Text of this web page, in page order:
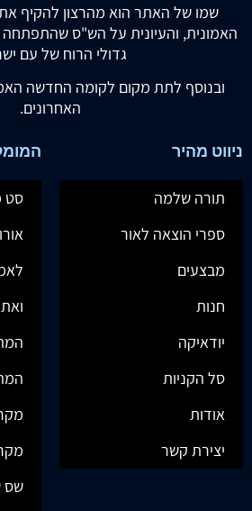
שמו של האתר הוא מהרצון להקיף
האמונית, והעיונית על הש"ס שהתפתחה
גדולי הרוח של עם
ובנוסף לתת מקום לקומה החדשה
האחרונים.
ניווט מהיר
תורה שלמה
ספרי הוצאה לאור
מבצעים
חנות
יודאיקה
סל הקניות
אודות
יצירת קשר
סט
שס